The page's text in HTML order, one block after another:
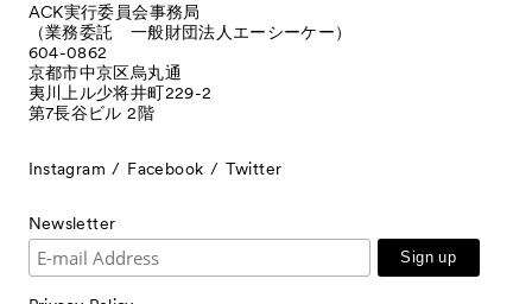
ACK実行委員会事務局
（業務委託 一般財団法人エーシーケー）
604-0862
京都市中京区烏丸通
夷川上ル少将井町229-2
第7長谷ビル 2階
Instagram Facebook Twitter
Newsletter